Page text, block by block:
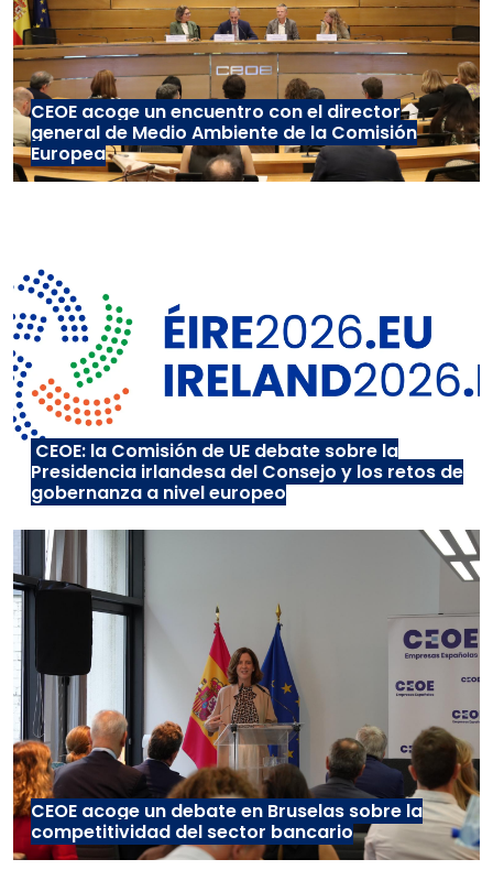
CEOE acoge un encuentro con el director
general de Medio Ambiente de la Comisión
Europea
CEOE: la Comisión de UE debate sobre la
Presidencia irlandesa del Consejo y los retos de
gobernanza a nivel europeo
CEOE acoge un debate en Bruselas sobre la
competitividad del sector bancario